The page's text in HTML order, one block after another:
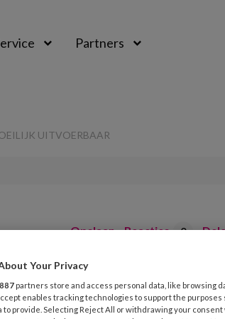
Partners
UITVOERBAAR
Opslaan Reacties 0
moeilijk
Your Privacy
887 partners store and access personal data, like browsing
enables tracking technologies to support the
to provide. Selecting Reject All or withdrawing your